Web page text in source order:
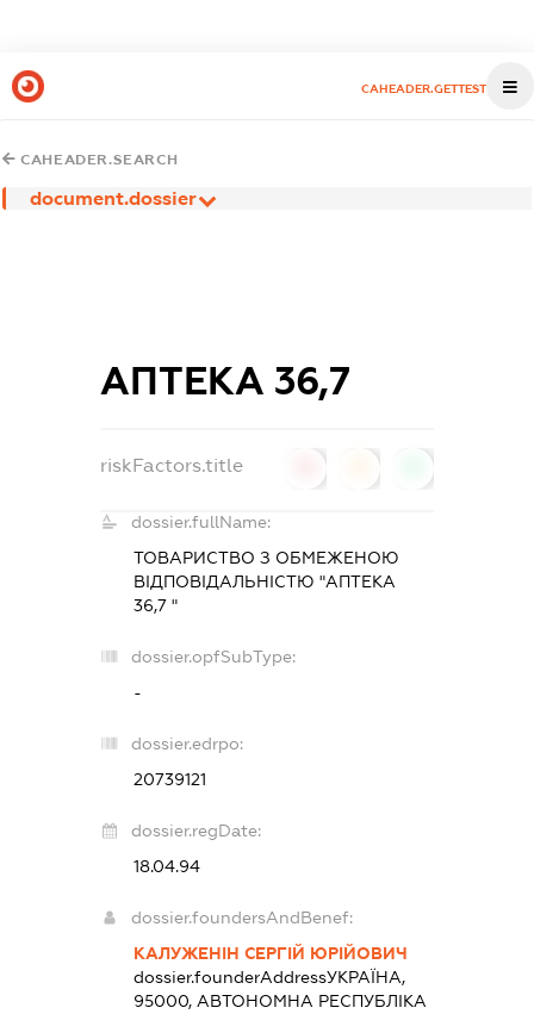
CAHEADER.GETTEST
CAHEADER.SEARCH
document.dossier
АПТЕКА 36,7
riskFactors.title
dossier.fullName:
ТОВАРИСТВО З ОБМЕЖЕНОЮ
ВІДПОВІДАЛЬНІСТЮ "АПТЕКА
36,7 "
dossier.opfSubType:
-
dossier.edrpo:
20739121
dossier.regDate:
18.04.94
dossier.foundersAndBenef:
КАЛУЖЕНІН СЕРГІЙ ЮРІЙОВИЧ
dossier.founderAddressУКРАЇНА,
95000, АВТОНОМНА РЕСПУБЛІКА